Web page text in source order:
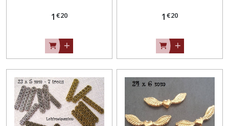
PM10
1 €20
PM08
1 €20